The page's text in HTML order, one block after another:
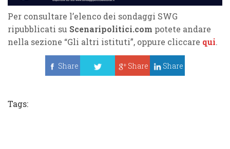
Per consultare l’elenco dei sondaggi SWG
ripubblicati su Scenaripolitici.com potete andare
nella sezione “Gli altri istituti”, oppure cliccare qui.
Share
Share Share
Tags: